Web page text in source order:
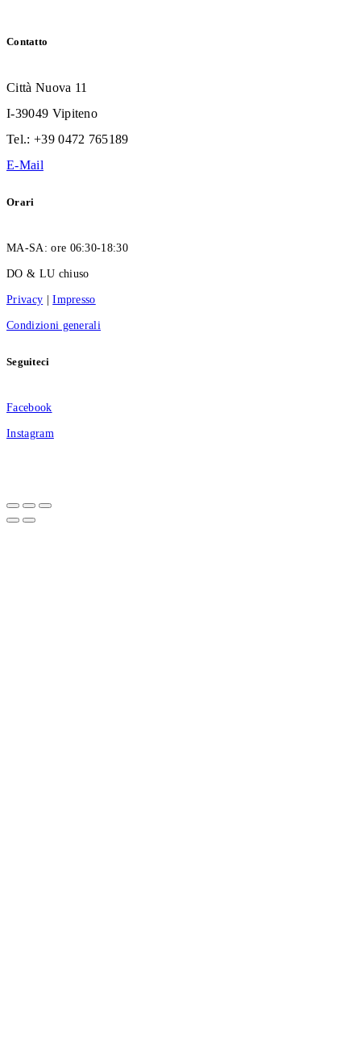
Contatto
Città Nuova 11
I-39049 Vipiteno
Tel.: +39 0472 765189
E-Mail
Orari
MA-SA: ore 06:30-18:30
DO & LU chiuso
Privacy |Impresso
Condizioni generali
Seguiteci
Facebook
Instagram